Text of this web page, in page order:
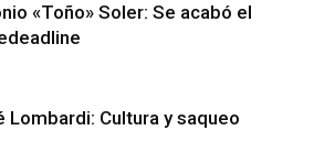
«Toño» Soler: Se acabó el
Lombardi: Cultura y saqueo